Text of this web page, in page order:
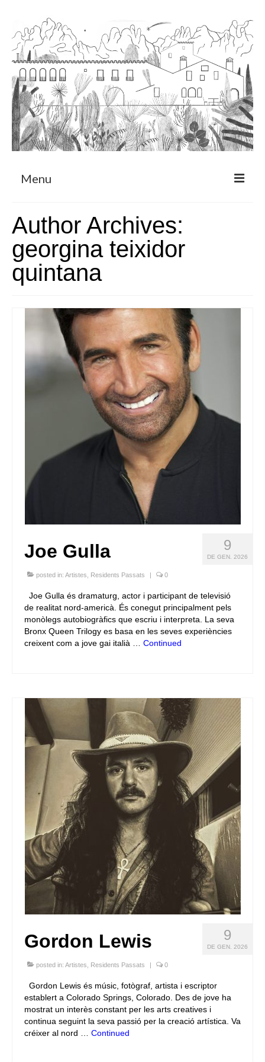
Menu
Programa de Residència
CRUCERO
Queda’t amb nosaltres
Arxiu
Contacte
Idioma:
Author Archives:
georgina teixidor
quintana
9
DE GEN. 2026
Joe Gulla
posted in: Artistes Residents Passats | 0
Joe Gulla és dramaturg, actor i participant de televisió
de realitat nord-americà. És conegut principalment pels
monòlegs autobiogràfics que escriu i interpreta. La seva
Bronx Queen Trilogy es basa en les seves experiències
creixent com a jove gai italià … Continued
9
DE GEN. 2026
Gordon Lewis
posted in: Artistes Residents Passats | 0
Gordon Lewis és músic, fotògraf, artista i escriptor
establert a Colorado Springs, Colorado. Des de jove ha
mostrat un interès constant per les arts creatives i
continua seguint la seva passió per la creació artística. Va
créixer al nord … Continued